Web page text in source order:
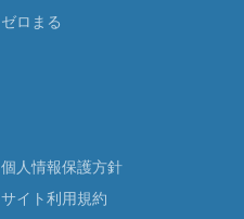
ゼロまる
個人情報保護方針
サイト利用規約